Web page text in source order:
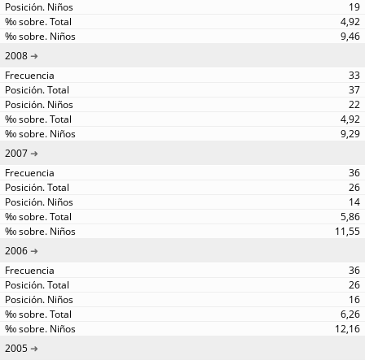
19
4,92
9,46
2008
33
37
22
4,92
9,29
2007
36
26
14
5,86
11,55
2006
36
26
16
6,26
12,16
2005